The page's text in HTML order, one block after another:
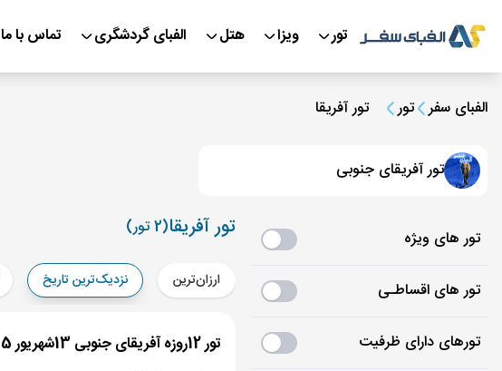
تور ویزا هتل الفبای گردشگری تماس با ما
الفبای سفر تور تور آفریقا
تور آفریقای جنوبی
تور های ویژه
تور های اقساطـی
تورهای دارای ظرفیت
تور آفریقا(2 تور)
ارزان‌ترین نزدیک‌ترین تاریخ
تور 12روزه آفریقای جنوبی 13شهریور 1405